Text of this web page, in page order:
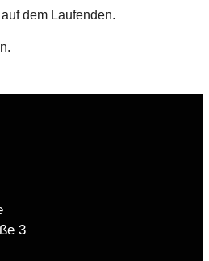
dem Laufenden.
3